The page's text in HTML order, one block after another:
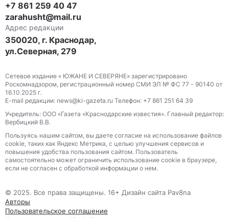
+7 861 259 40 47
zarahusht@mail.ru
Адрес редакции
350020, г. Краснодар,
ул.Северная, 279
Сетевое издание « ЮЖАНЕ И СЕВЕРЯНЕ» зарегистрировано
Роскомнадзором, регистрационный номер СМИ ЭЛ № ФС 77 - 90140 от
16.10.2025 г.
E-mail редакции: news@ki-gazeta.ru Телефон: +7 861 251 64 39
Учредитель: ООО «Газета «Краснодарские известия». Главный редактор:
Вербицкий В.В.
Пользуясь нашим сайтом, вы даете согласие на использование файлов
сооkіе, таких как Яндекс Метрика, с целью улучшения сервисов и
повышения удобства пользования сайтом. Пользователь
самостоятельно может ограничить использование сооkіе в браузере,
если не согласен с обработкой информации о нем.
© 2025. Все права защищены. 16+ Дизайн сайта Pav8na
Авторы
Пользовательское соглашение